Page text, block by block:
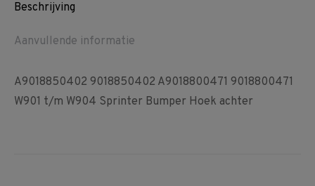
Beschrijving
Aanvullende informatie
A9018850402 9018850402 A9018800471 9018800471
W901 t/m W904 Sprinter Bumper Hoek achter